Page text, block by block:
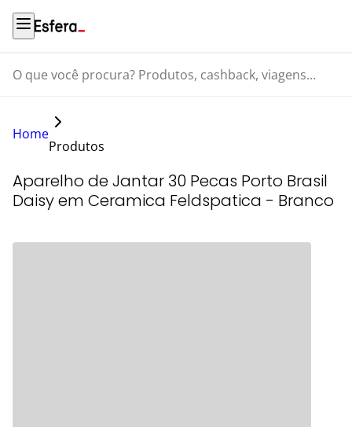
O que você procura? Produtos, cashback, viagens...
Home
Produtos
Aparelho de Jantar 30 Pecas Porto Brasil
Daisy em Ceramica Feldspatica - Branco